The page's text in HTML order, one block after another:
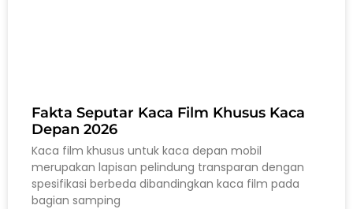
Fakta Seputar Kaca Film Khusus Kaca
Depan 2026
Kaca film khusus untuk kaca depan mobil
merupakan lapisan pelindung transparan dengan
spesifikasi berbeda dibandingkan kaca film pada
bagian samping